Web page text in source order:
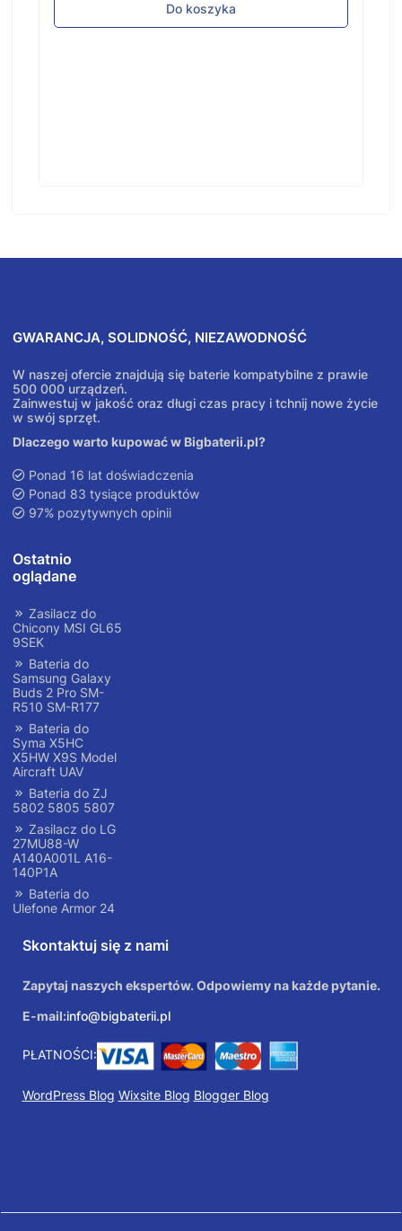
Do koszyka
GWARANCJA, SOLIDNOŚĆ, NIEZAWODNOŚĆ
W naszej ofercie znajdują się baterie kompatybilne z prawie
500 000 urządzeń.
Zainwestuj w jakość oraz długi czas pracy i tchnij nowe życie
w swój sprzęt.
Dlaczego warto kupować w Bigbaterii.pl?
Ponad 16 lat doświadczenia
Ponad 83 tysiące produktów
97% pozytywnych opinii
Ostatnio
oglądane
Zasilacz do
Chicony MSI GL65
9SEK
Bateria do
Samsung Galaxy
Buds 2 Pro SM-
R510 SM-R177
Bateria do
Syma X5HC
X5HW X9S Model
Aircraft UAV
Bateria do ZJ
5802 5805 5807
Zasilacz do LG
27MU88-W
A140A001L A16-
140P1A
Bateria do
Ulefone Armor 24
Skontaktuj się z nami
Zapytaj naszych ekspertów. Odpowiemy na każde pytanie.
E-mail:info@bigbaterii.pl
PŁATNOŚCI:
WordPress Blog Wixsite Blog Blogger Blog